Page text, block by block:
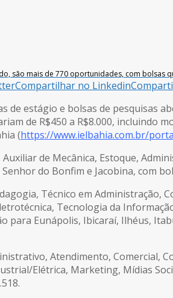
são mais de 770 oportunidades, com bolsas
Compartilhar no Linkedin
de estágio e bolsas de pesquisas
de R$450 a R$8.000, incluindo
(https://www.ielbahia.com.br/
de Mecânica, Estoque,
do Bonfim e Jacobina, com
Técnico em
Tecnologia da
para Eunápolis, Ibicaraí, Ilhéus,
Atendimento, Comercial,
Elétrica, Marketing, Mídias